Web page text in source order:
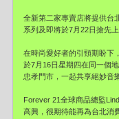
全新第二家專賣店將提供台
系列及即將於7月22日搶先
在時尚愛好者的引頸期盼下
於7月16日星期四在同一個
忠孝門市，一起共享絕妙音
Forever 21全球商品總監
高興，很期待能再為台北消